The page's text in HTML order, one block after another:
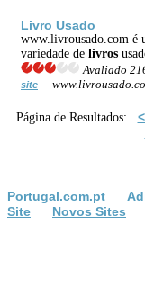
Livro Usado
www.livrousado.com é
variedade de livros
Avaliado
site -
Página de Resultados:
Portugal.com.pt
Site
Novos Sites